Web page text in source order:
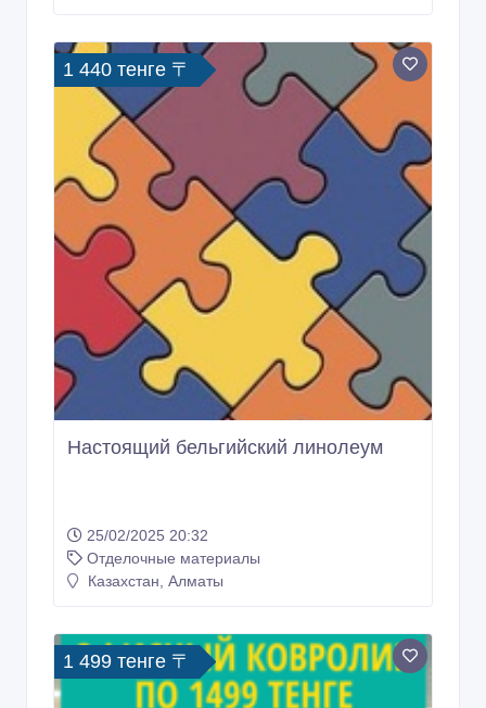
1 440 тенге 〒
Настоящий бельгийский линолеум
25/02/2025 20:32
Отделочные материалы
Казахстан, Алматы
1 499 тенге 〒